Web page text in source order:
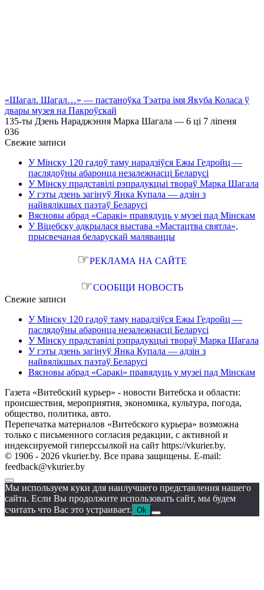
«Шагал. Шагал…» — пастаноўка Тэатра імя Якуба Коласа ў
двары музея на Пакроўскай
135-ты Дзень Нараджэння Марка Шагала — 6 ці 7 ліпеня
036
Свежие записи
У Мінску 120 гадоў таму нарадзіўся Ежы Гедройц —
паслядоўны абаронца незалежнасці Беларусі
У Мінску прадставілі рэпрадукцыі твораў Марка Шагала
У гэты дзень загінуў Янка Купала — адзін з
найвялікшых паэтаў Беларусі
Вясновы абрад «Саракі» правядуць у музеі пад Мінскам
У Віцебску адкрылася выстава «Мастацтва святла»,
прысвечаная беларускай маляванцы
☞РЕКЛАМА НА САЙТЕ
☞СООБЩИ НОВОСТЬ
Свежие записи
У Мінску 120 гадоў таму нарадзіўся Ежы Гедройц —
паслядоўны абаронца незалежнасці Беларусі
У Мінску прадставілі рэпрадукцыі твораў Марка Шагала
У гэты дзень загінуў Янка Купала — адзін з
найвялікшых паэтаў Беларусі
Вясновы абрад «Саракі» правядуць у музеі пад Мінскам
Газета «Витебский курьер» - новости Витебска и области:
происшествия, мероприятия, экономика, культура, погода,
общество, политика, авто.
Перепечатка материалов «Витебского курьера» возможна
только с письменного согласия редакции, с активной и
индексируемой гиперссылкой на сайт https://vkurier.by.
© 1906 - 2026 vkurier.by. Все права защищены. E-mail:
feedback@vkurier.by
Мы используем куки для наилучшего представления нашего
сайта. Если Вы продолжите использовать сайт, мы будем
считать что Вас это устраивает. Ok